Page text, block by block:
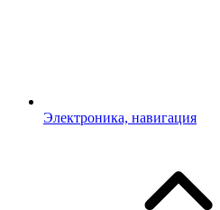
Электроника, навигация